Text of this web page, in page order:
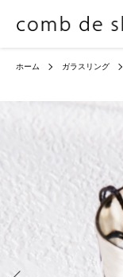
ホーム ガラスリング